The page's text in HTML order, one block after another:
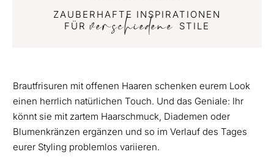
ZAUBERHAFTE INSPIRATIONEN
FÜRverschiedene STILE
Brautfrisuren mit offenen Haaren schenken eurem Look
einen herrlich natürlichen Touch. Und das Geniale: Ihr
könnt sie mit zartem Haarschmuck, Diademen oder
Blumenkränzen ergänzen und so im Verlauf des Tages
eurer Styling problemlos variieren.